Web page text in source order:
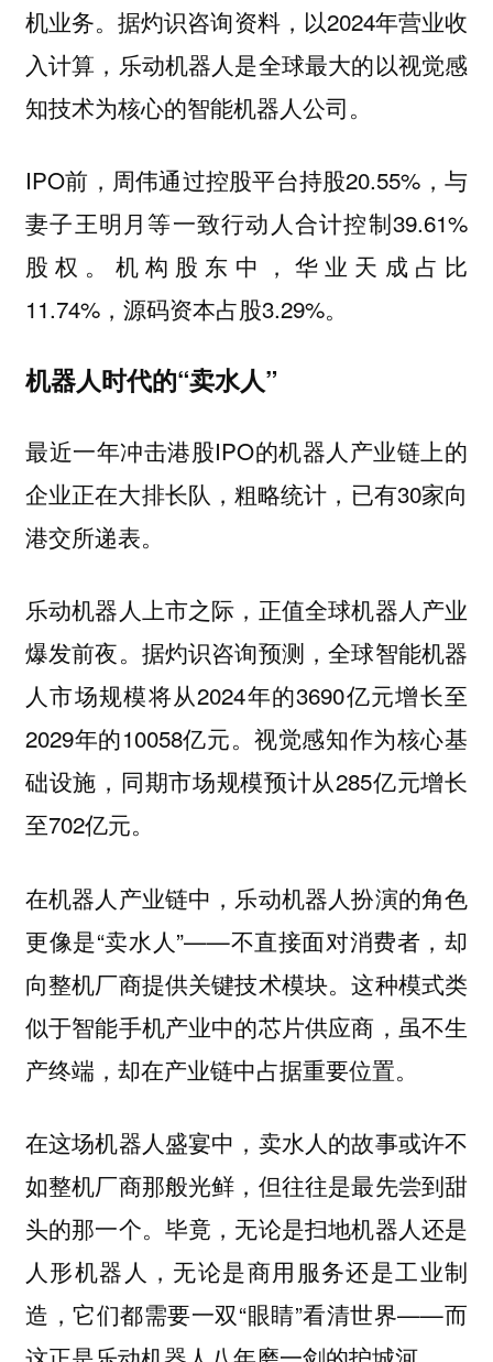
机业务。据灼识咨询资料，以2024年营业收
入计算，乐动机器人是全球最大的以视觉感
知技术为核心的智能机器人公司。
IPO前，周伟通过控股平台持股20.55%，与
妻子王明月等一致行动人合计控制39.61%
股权。机构股东中，华业天成占比
11.74%，源码资本占股3.29%。
机器人时代的“卖水人”
最近一年冲击港股IPO的机器人产业链上的
企业正在大排长队，粗略统计，已有30家向
港交所递表。
乐动机器人上市之际，正值全球机器人产业
爆发前夜。据灼识咨询预测，全球智能机器
人市场规模将从2024年的3690亿元增长至
2029年的10058亿元。视觉感知作为核心基
础设施，同期市场规模预计从285亿元增长
至702亿元。
在机器人产业链中，乐动机器人扮演的角色
更像是“卖水人”——不直接面对消费者，却
向整机厂商提供关键技术模块。这种模式类
似于智能手机产业中的芯片供应商，虽不生
产终端，却在产业链中占据重要位置。
在这场机器人盛宴中，卖水人的故事或许不
如整机厂商那般光鲜，但往往是最先尝到甜
头的那一个。毕竟，无论是扫地机器人还是
人形机器人，无论是商用服务还是工业制
造，它们都需要一双“眼睛”看清世界——而